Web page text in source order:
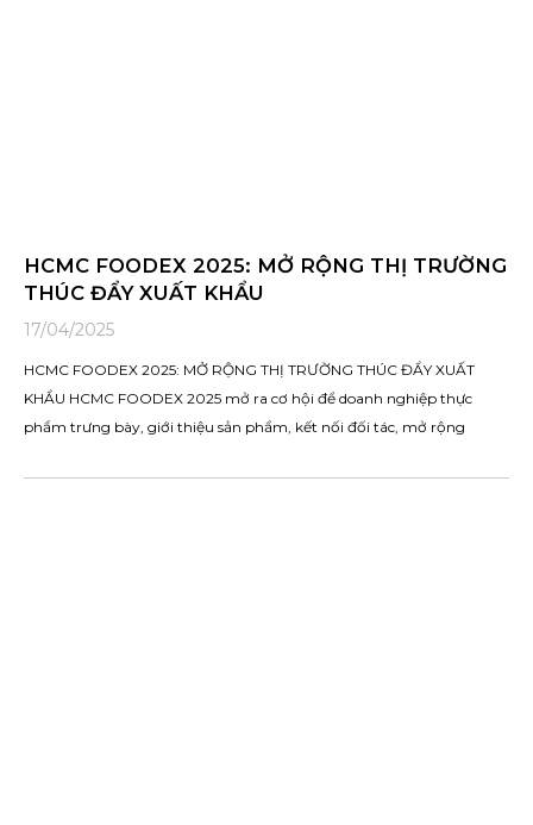
HCMC FOODEX 2025: MỞ RỘNG THỊ TRƯỜNG
THÚC ĐẨY XUẤT KHẨU
17/04/2025
HCMC FOODEX 2025: MỞ RỘNG THỊ TRƯỜNG THÚC ĐẨY XUẤT
KHẨU HCMC FOODEX 2025 mở ra cơ hội để doanh nghiệp thực
phẩm trưng bày, giới thiệu sản phẩm, kết nối đối tác, mở rộng